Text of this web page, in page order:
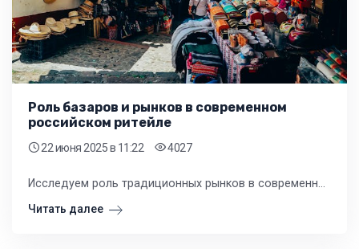
Роль базаров и рынков в современном
российском ритейле
22 июня 2025в 11:22 4027
Исследуем роль традиционных рынков в современной рознице одежды и обуви РФ. Узнайте, как базары конкурируют и дополняют магазины, влияя на стратегии ритейлеров. Анализ цен, ассортимента и клиентского опыта.
Читать далее